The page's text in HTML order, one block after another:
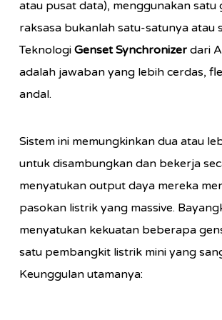
atau pusat data), menggunakan satu
raksasa bukanlah satu-satunya atau
Teknologi Genset Synchronizerdari
adalah jawaban yang lebih cerdas,
andal.
Sistem ini memungkinkan dua atau
untuk disambungkan dan bekerja
menyatukan output daya mereka
pasokan listrik yang massive.
menyatukan kekuatan beberapa
satu pembangkit listrik mini yang
Keunggulan utamanya: